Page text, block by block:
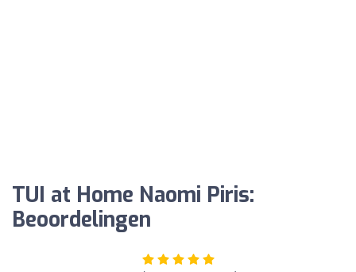
TUI at Home Naomi Piris:
Beoordelingen